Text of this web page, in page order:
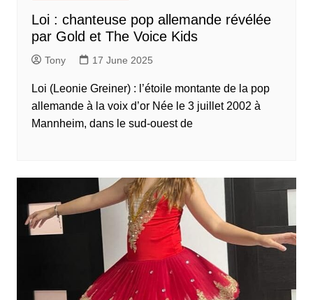
Loi : chanteuse pop allemande révélée
par Gold et The Voice Kids
Tony 17 June 2025
Loi (Leonie Greiner) : l’étoile montante de la pop
allemande à la voix d’or Née le 3 juillet 2002 à
Mannheim, dans le sud-ouest de